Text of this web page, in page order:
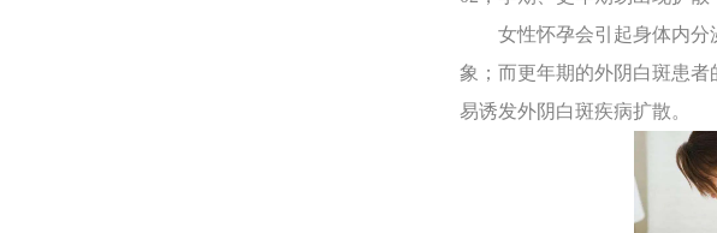
女性怀孕会引起身体内分
象；而更年期的外阴白斑患
易诱发外阴白斑疾病扩散。